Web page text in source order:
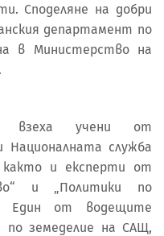
Споделяне на добри
департамент по
в Министерство на
взеха учени от
Националната служба
и експерти от
и „Политики по
Един от водещите
по земеделие на САЩ,